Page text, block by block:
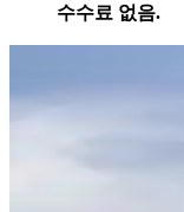
수수료 없음.